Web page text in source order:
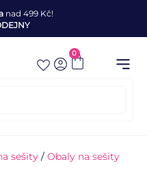
nad 499 Kč!
0
sešity / Obaly na sešity